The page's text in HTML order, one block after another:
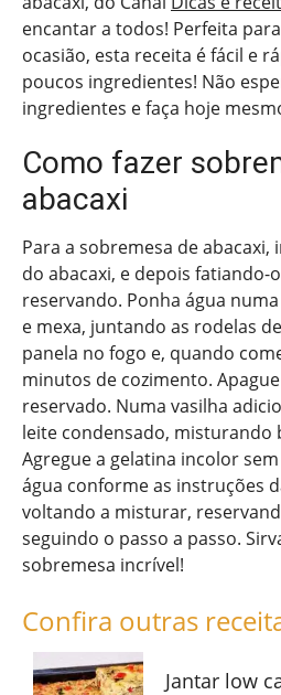
encantar a todos! Perfeita
ocasião, esta receita é fácil e
poucos ingredientes! Não
ingredientes e faça hoje
Como fazer
abacaxi
Para a sobremesa de abacaxi,
do abacaxi, e depois fatiando-
reservando. Ponha água
e mexa, juntando as rodelas
panela no fogo e, quando
minutos de cozimento.
reservado. Numa vasilha
leite condensado, misturando
Agregue a gelatina incolor
água conforme as instruções
voltando a misturar,
seguindo o passo a passo.
sobremesa incrível!
Confira outras
Jantar low